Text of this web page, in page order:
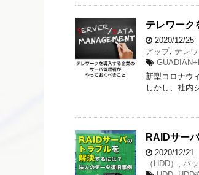
テレワーク
2020/12/25
アップ, テレ
新型コロナウ
しかし、社内
RAIDサー
2020/12/21
（HDD） , バ